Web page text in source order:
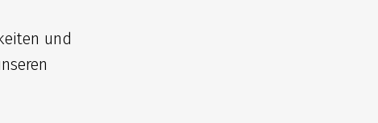
und